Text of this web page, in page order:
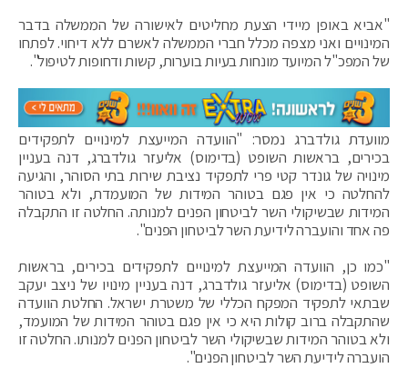
"אביא באופן מיידי הצעת מחליטים לאישורה של הממשלה בדבר
המינויים ואני מצפה מכלל חברי הממשלה לאשרם ללא דיחוי. לפתחו
של המפכ"ל המיועד מונחות בעיות בוערות, קשות ודחופות לטיפול".
מוועדת גולדברג נמסר: "הוועדה המייעצת למינויים לתפקידים
בכירים, בראשות השופט (בדימוס) אליעזר גולדברג, דנה בעניין
מינויה של גונדר קטי פרי לתפקיד נציבת שירות בתי הסוהר, והגיעה
להחלטה כי אין פגם בטוהר המידות של המועמדת, ולא בטוהר
המידות שבשיקולי השר לביטחון הפנים למנותה. החלטה זו התקבלה
פה אחד והועברה לידיעת השר לביטחון הפנים".
"כמו כן, הוועדה המייעצת למינויים לתפקידים בכירים, בראשות
השופט (בדימוס) אליעזר גולדברג, דנה בעניין מינויו של ניצב יעקב
שבתאי לתפקיד המפקח הכללי של משטרת ישראל. החלטת הוועדה
שהתקבלה ברוב קולות היא כי אין פגם בטוהר המידות של המועמד,
ולא בטוהר המידות שבשיקולי השר לביטחון הפנים למנותו. החלטה זו
הועברה לידיעת השר לביטחון הפנים".